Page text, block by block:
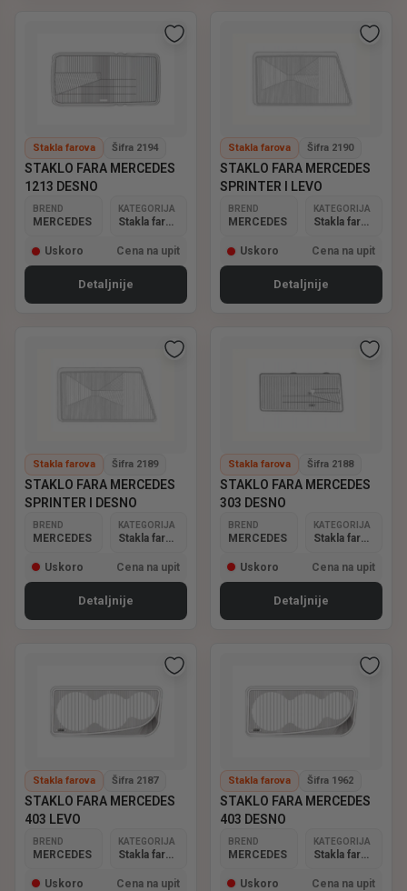
ELP – pouzdana stakla farova za optimalnu vidljivost i
bezbednost na putu.
Stakla farova Šifra 2194
STAKLO FARA MERCEDES
1213 DESNO
BREND
MERCEDES
KATEGORIJA
Stakla farova
Uskoro Cena na upit
Detaljnije
Stakla farova Šifra 2190
STAKLO FARA MERCEDES
SPRINTER I LEVO
BREND
MERCEDES
KATEGORIJA
Stakla farova
Uskoro Cena na upit
Detaljnije
Stakla farova Šifra 2189
STAKLO FARA MERCEDES
SPRINTER I DESNO
BREND
MERCEDES
KATEGORIJA
Stakla farova
Uskoro Cena na upit
Detaljnije
Stakla farova Šifra 2188
STAKLO FARA MERCEDES
303 DESNO
BREND
MERCEDES
KATEGORIJA
Stakla farova
Uskoro Cena na upit
Detaljnije
Stakla farova Šifra 2187
STAKLO FARA MERCEDES
403 LEVO
BREND
MERCEDES
KATEGORIJA
Stakla farova
Uskoro Cena na upit
Stakla farova Šifra 1962
STAKLO FARA MERCEDES
403 DESNO
BREND
MERCEDES
KATEGORIJA
Stakla farova
Uskoro Cena na upit